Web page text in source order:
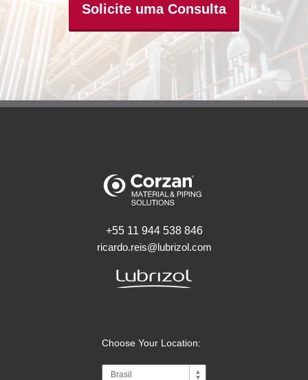
Solicite uma Consulta
+55 11 944 538 846
ricardo.reis@lubrizol.com
Choose Your Location: